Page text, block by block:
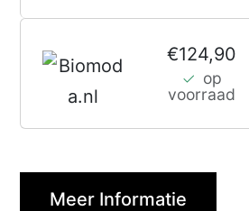
€124,90
op
voorraad
Meer Informatie